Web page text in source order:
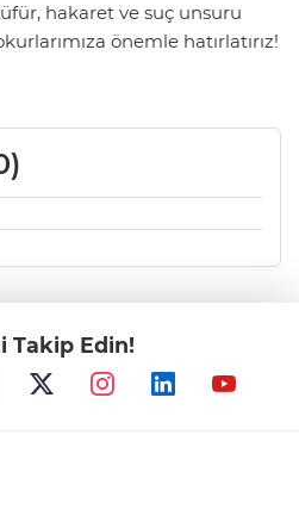
hakaret ve suç unsuru
önemle hatırlatırız!
)
Takip Edin!